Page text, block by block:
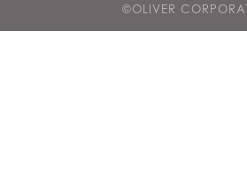
©OLIVER